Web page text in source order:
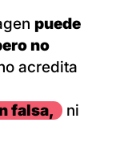
puede
no
acredita
falsa,
ni